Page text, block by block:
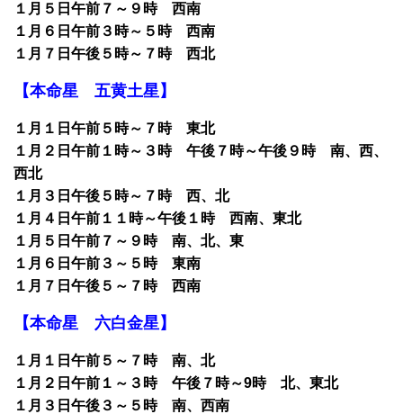
１月５日午前７～９時 西南
１月６日午前３時～５時 西南
１月７日午後５時～７時 西北
【本命星 五黄土星】
１月１日午前５時～７時 東北
１月２日午前１時～３時 午後７時～午後９時 南、西、
西北
１月３日午後５時～７時 西、北
１月４日午前１１時～午後１時 西南、東北
１月５日午前７～９時 南、北、東
１月６日午前３～５時 東南
１月７日午後５～７時 西南
【本命星 六白金星】
１月１日午前５～７時 南、北
１月２日午前１～３時 午後７時～9時 北、東北
１月３日午後３～５時 南、西南